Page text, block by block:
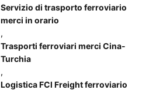
Servizio di trasporto ferroviario
merci in orario
,
Trasporti ferroviari merci Cina-
Turchia
,
Logistica FCl Freight ferroviario